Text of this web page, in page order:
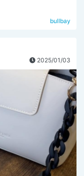
bullbay
2025/01/03